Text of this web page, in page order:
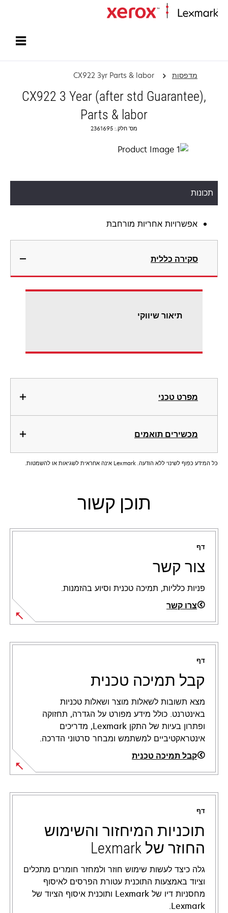
מדפסות CX922 3yr Parts & labor
CX922 3 Year (after std Guarantee),
Parts & labor
מס' חלק.: 2361695
תכונות
אפשרויות אחריות מורחבת
סקירה כללית
מפרט טכני
מכשירים תואמים
תיאור שיווקי
כל המידע כפוף לשינוי ללא הודעה. Lexmark אינה אחראית לשגיאות או להשמטות.
תוכן קשור
דף
צור קשר
פניות כלליות, תמיכה טכנית וסיוע בהזמנות.
צרו קשר
דף
קבל תמיכה טכנית
מצא תשובות לשאלות מוצר ושאלות טכניות
באינטרנט. כולל מידע מפורט על הגדרה, תחזוקה
ופתרון בעיות של התקן Lexmark, מדריכים
אינטראקטיביים למשתמש ומבחר סרטוני הדרכה.
קבל תמיכה טכנית
opens
in
new
tab
דף
תוכניות המיחזור והשימוש
החוזר של Lexmark
גלה כיצד לעשות שימוש חוזר ולמחזר חומרים מתכלים
וציוד באמצעות התוכנית עטורת הפרסים לאיסוף
מחסניות דיו של Lexmark ותוכנית איסוף הציוד של
Lexmark.